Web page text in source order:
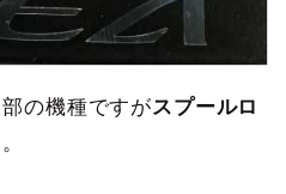
の機種ですがスプールロ